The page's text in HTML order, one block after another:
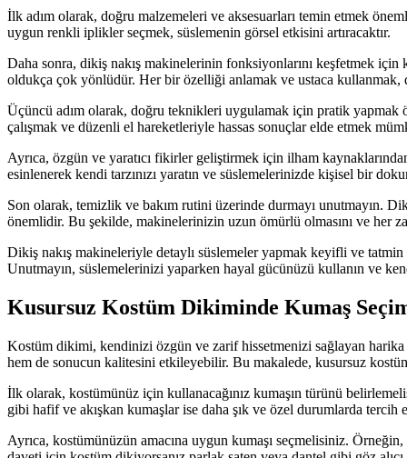
İlk adım olarak, doğru malzemeleri ve aksesuarları temin etmek
uygun renkli iplikler seçmek, süslemenin görsel etkisini artıracaktır.
Daha sonra, dikiş nakış makinelerinin fonksiyonlarını keşfetmek
oldukça çok yönlüdür. Her bir özelliği anlamak ve ustaca kullanmak,
Üçüncü adım olarak, doğru teknikleri uygulamak için pratik yapmak
çalışmak ve düzenli el hareketleriyle hassas sonuçlar elde etmek
Ayrıca, özgün ve yaratıcı fikirler geliştirmek için ilham
esinlenerek kendi tarzınızı yaratın ve süslemelerinizde kişisel bir
Son olarak, temizlik ve bakım rutini üzerinde durmayı unutmayın.
önemlidir. Bu şekilde, makinelerinizin uzun ömürlü olmasını ve her
Dikiş nakış makineleriyle detaylı süslemeler yapmak keyifli ve
Unutmayın, süslemelerinizi yaparken hayal gücünüzü kullanın ve
Kusursuz Kostüm Dikiminde Kumaş
Kostüm dikimi, kendinizi özgün ve zarif hissetmenizi sağlayan
hem de sonucun kalitesini etkileyebilir. Bu makalede, kusursuz
İlk olarak, kostümünüz için kullanacağınız kumaşın türünü
gibi hafif ve akışkan kumaşlar ise daha şık ve özel durumlarda
Ayrıca, kostümünüzün amacına uygun kumaşı seçmelisiniz.